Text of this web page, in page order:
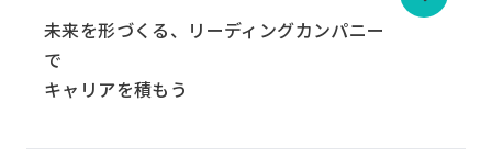
未来を形づくる、リーディングカンパニー
で
キャリアを積もう
ン
ク